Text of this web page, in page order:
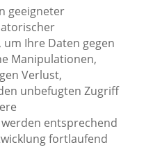
geeigneter
Ihre Daten gegen
Manipulationen,
Verlust,
unbefugten Zugriff
entsprechend
fortlaufend